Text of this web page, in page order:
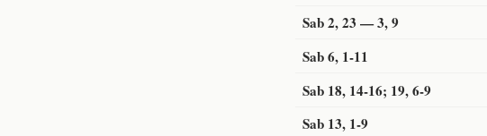
Sab 2, 23 — 3, 9
Sab 6, 1-11
Sab 18, 14-16; 19, 6-9
Sab 13, 1-9